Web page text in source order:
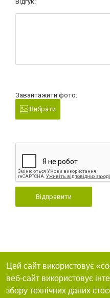
Завантажити фото:
Вибрати
Відправити
Цей сайт використовує
веб-сайт використовує
збору технічних даних